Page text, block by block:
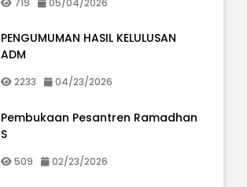
PENGUMUMAN HASIL KELULUSAN
ADM
2233 04/23/2026
Pembukaan Pesantren Ramadhan
S
509 02/23/2026